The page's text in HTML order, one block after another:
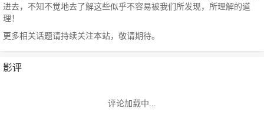
进去，不知不觉地去了解这些似乎不容易被我们所发现，所理解的道
理！
更多相关话题请持续关注本站，敬请期待。
影评
评论加载中...